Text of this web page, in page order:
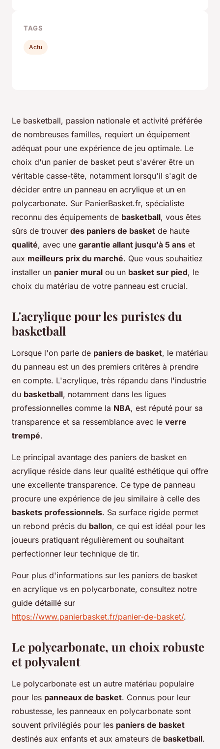
Le basketball, passion nationale et activité préférée
de nombreuses familles, requiert un équipement
adéquat pour une expérience de jeu optimale. Le
choix d'un panier de basket peut s'avérer être un
véritable casse-tête, notamment lorsqu'il s'agit de
décider entre un panneau en acrylique et un en
polycarbonate. Sur PanierBasket.fr, spécialiste
reconnu des équipements de basketball, vous êtes
sûrs de trouver des paniers de basket de haute
qualité, avec une garantie allant jusqu'à 5 ans et
aux meilleurs prix du marché. Que vous souhaitiez
installer un panier mural ou un basket sur pied, le
choix du matériau de votre panneau est crucial.
L'acrylique pour les puristes du
basketball
Lorsque l'on parle de paniers de basket, le matériau
du panneau est un des premiers critères à prendre
en compte. L'acrylique, très répandu dans l'industrie
du basketball, notamment dans les ligues
professionnelles comme la NBA, est réputé pour sa
transparence et sa ressemblance avec le verre
trempé.
Le principal avantage des paniers de basket en
acrylique réside dans leur qualité esthétique qui offre
une excellente transparence. Ce type de panneau
procure une expérience de jeu similaire à celle des
baskets professionnels. Sa surface rigide permet
un rebond précis du ballon, ce qui est idéal pour les
joueurs pratiquant régulièrement ou souhaitant
perfectionner leur technique de tir.
Pour plus d'informations sur les paniers de basket
en acrylique vs en polycarbonate, consultez notre
guide détaillé sur
https://www.panierbasket.fr/panier-de-basket/.
Le polycarbonate, un choix robuste
et polyvalent
Le polycarbonate est un autre matériau populaire
pour les panneaux de basket. Connus pour leur
robustesse, les panneaux en polycarbonate sont
souvent privilégiés pour les paniers de basket
destinés aux enfants et aux amateurs de basketball.
TAGS
Actu